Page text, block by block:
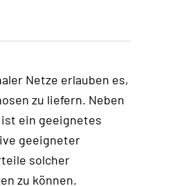
Netze erlauben es,
n zu liefern. Neben
ein geeignetes
geeigneter
solcher
zu können.